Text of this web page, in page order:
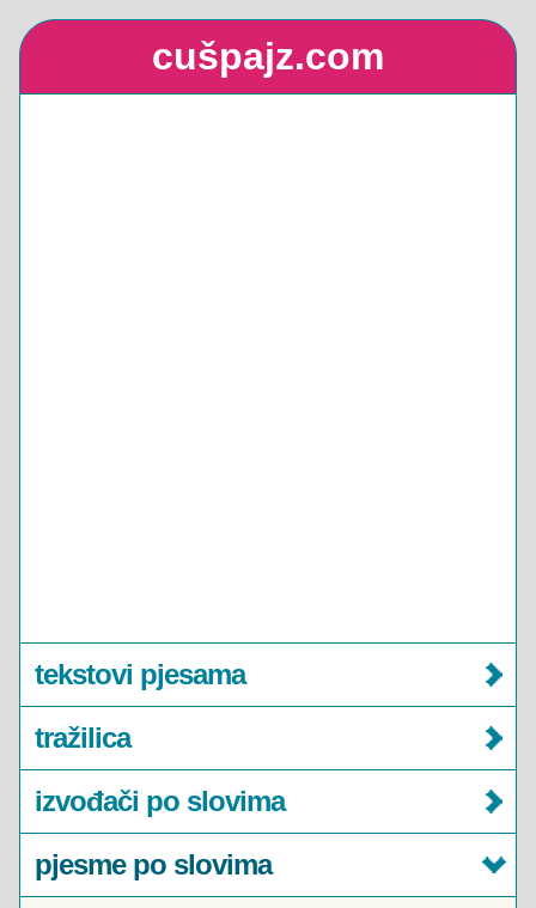
cušpajz.com
tekstovi pjesama
tražilica
izvođači po slovima
pjesme po slovima